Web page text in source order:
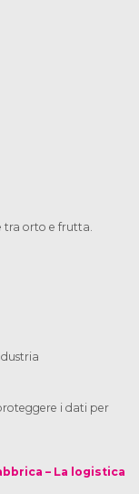
tra orto e frutta.
i dati per
– La logistica